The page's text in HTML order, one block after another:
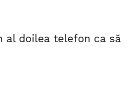
al doilea telefon ca să